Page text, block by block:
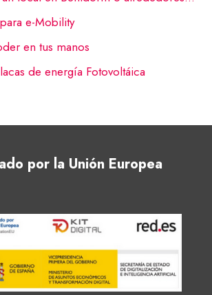
e-Mobility
en tus manos
de energía Fotovoltáica
por la Unión Europea